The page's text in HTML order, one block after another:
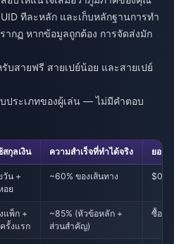
ทีละหลัก และเก็บหลักฐานการทำ
ากฏ หากข้อมูลถูกต้อง การจัดส่งมัก
บสายฟรี สายเปย์น้อย และสายเปย์
ประเภทของผู้เล่น — ไม่มีคำตอบ
กุลเงิน ความสำเร็จที่ทำได้จริง ยอด
วัน +
อย
~60% ของเส้นทาง $0
แพ็ก +
รั้งแรก
~85% (หัวข้อหลัก +
ส่วนสำคัญ)
ซื้อครั้